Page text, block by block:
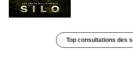
Top consultations des